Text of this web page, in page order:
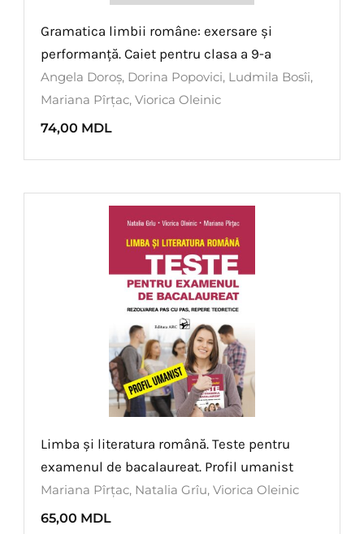
Gramatica limbii române: exersare și
performanță. Caiet pentru clasa a 9-a
Angela Doroș, Dorina Popovici, Ludmila Bosîi,
Mariana Pîrțac,Viorica Oleinic
74,00 MDL
Limba și literatura română. Teste pentru
examenul de bacalaureat. Profil umanist
Mariana Pîrțac, Natalia Grîu,Viorica Oleinic
65,00 MDL